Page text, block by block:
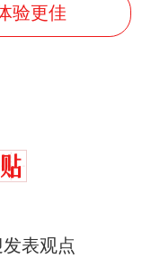
验更佳
表观点
？
法定首都的国
到中国寻根
！女子傻眼